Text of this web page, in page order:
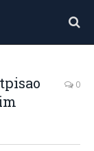
0